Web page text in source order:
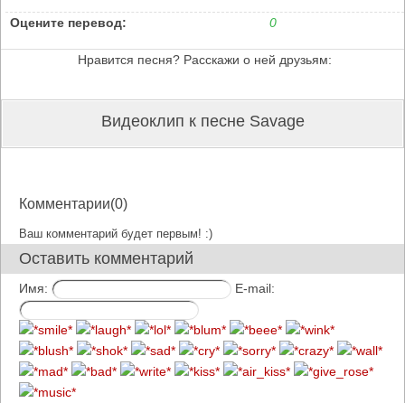
Оцените перевод: 0
Нравится песня? Расскажи о ней друзьям:
Видеоклип к песне Savage
Комментарии(0)
Ваш комментарий будет первым! :)
Оставить комментарий
Имя: E-mail: